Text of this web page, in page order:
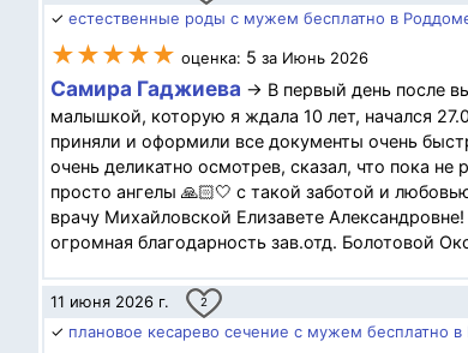
✓ естественные роды с мужем бесплатно в
★★★★★ оценка: 5 за Июнь 2026
Самира Гаджиева → В первый день после
малышкой, которую я ждала 10 лет, начался
приняли и оформили все документы очень
очень деликатно осмотрев, сказал, что пока
просто ангелы 🙏🏻🤍 с такой заботой и
врачу Михайловской Елизавете
огромная благодарность зав.отд. Болотовой
11 июня 2026 г. 2
✓ плановое кесарево сечение с мужем бесплатно